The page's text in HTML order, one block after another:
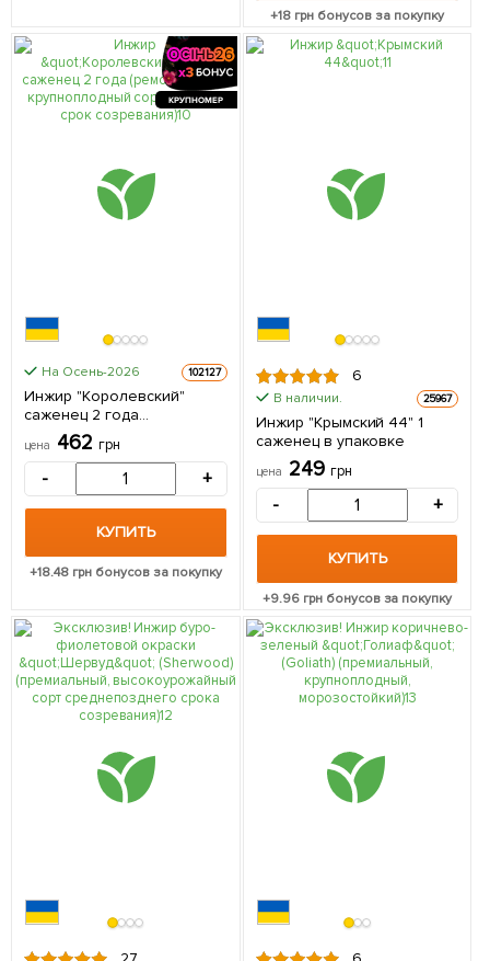
+18 грн бонусов за покупку
КРУПНОМЕР
На Осень-2026 102127
Инжир "Королевский"
саженец 2 года
(ремонтантный,
крупноплодный сорт,
средний срок созревания)
1 саженец в упаковке
цена 462 грн
- +
КУПИТЬ
+18.48грн бонусов за покупку
6
В наличии. 25967
Инжир "Крымский 44" 1
саженец в упаковке
цена 249 грн
- +
КУПИТЬ
+9.96грн бонусов за покупку